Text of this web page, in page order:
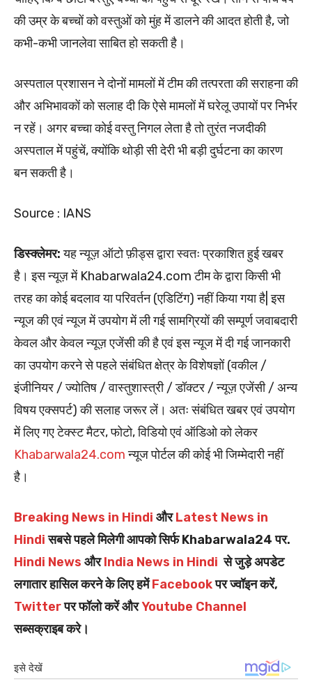
की उम्र के बच्चों को वस्तुओं को मुंह में डालने की आदत होती है, जो
कभी-कभी जानलेवा साबित हो सकती है।
अस्पताल प्रशासन ने दोनों मामलों में टीम की तत्परता की सराहना की
और अभिभावकों को सलाह दी कि ऐसे मामलों में घरेलू उपायों पर निर्भर
न रहें। अगर बच्चा कोई वस्तु निगल लेता है तो तुरंत नजदीकी
अस्पताल में पहुंचें, क्योंकि थोड़ी सी देरी भी बड़ी दुर्घटना का कारण
बन सकती है।
Source : IANS
डिस्क्लेमर:यह न्यूज़ ऑटो फ़ीड्स द्वारा स्वतः प्रकाशित हुई खबर
है। इस न्यूज़ में Khabarwala24.com टीम के द्वारा किसी भी
तरह का कोई बदलाव या परिवर्तन (एडिटिंग) नहीं किया गया है| इस
न्यूज की एवं न्यूज में उपयोग में ली गई सामग्रियों की सम्पूर्ण जवाबदारी
केवल और केवल न्यूज़ एजेंसी की है एवं इस न्यूज में दी गई जानकारी
का उपयोग करने से पहले संबंधित क्षेत्र के विशेषज्ञों (वकील /
इंजीनियर / ज्योतिष / वास्तुशास्त्री / डॉक्टर / न्यूज़ एजेंसी / अन्य
विषय एक्सपर्ट) की सलाह जरूर लें। अतः संबंधित खबर एवं उपयोग
में लिए गए टेक्स्ट मैटर, फोटो, विडियो एवं ऑडिओ को लेकर
Khabarwala24.comन्यूज पोर्टल की कोई भी जिम्मेदारी नहीं
है।
Breaking News in Hindi औरLatest News in
Hindiसबसे पहले मिलेगी आपको सिर्फ Khabarwala24 पर.
Hindi News औरIndia News in Hindi से जुड़े अपडेट
लगातार हासिल करने के लिए हमेंFacebookपर ज्वॉइन करें,
Twitterपर फॉलो करें औरYoutube Channel
सब्सक्राइब करे।